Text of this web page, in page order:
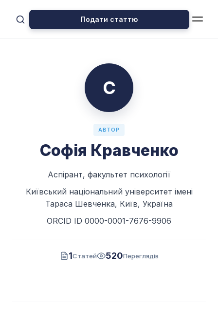
Подати статтю
С
АВТОР
Софія Кравченко
Аспірант, факультет психології
Київський національний університет імені
Тараса Шевченка, Київ, Україна
ORCID ID 0000-0001-7676-9906
1Статей 520Переглядів